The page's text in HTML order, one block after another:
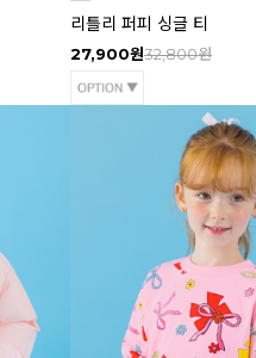
리틀리 퍼피 싱글 티
27,900원32,800원